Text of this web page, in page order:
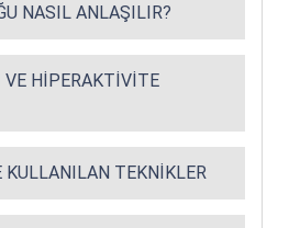
NASIL ANLAŞILIR?
HIPERAKTIVITE
KULLANILAN TEKNIKLER